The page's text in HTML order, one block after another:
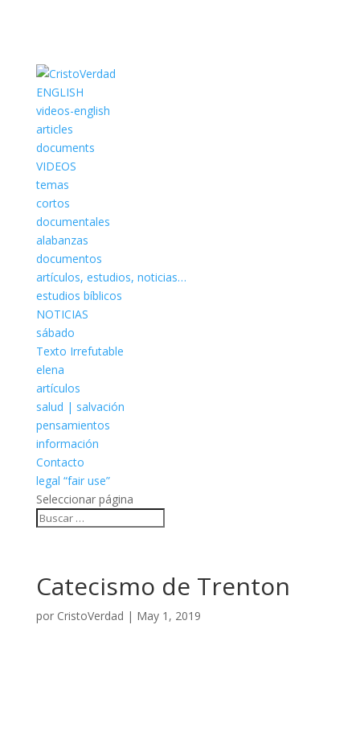
ENGLISH
videos-english
articles
documents
VIDEOS
temas
cortos
documentales
alabanzas
documentos
artículos, estudios, noticias…
estudios bíblicos
NOTICIAS
sábado
Texto Irrefutable
elena
artículos
salud | salvación
pensamientos
información
Contacto
legal “fair use”
Seleccionar página
Catecismo de Trenton
por CristoVerdad | May 1, 2019